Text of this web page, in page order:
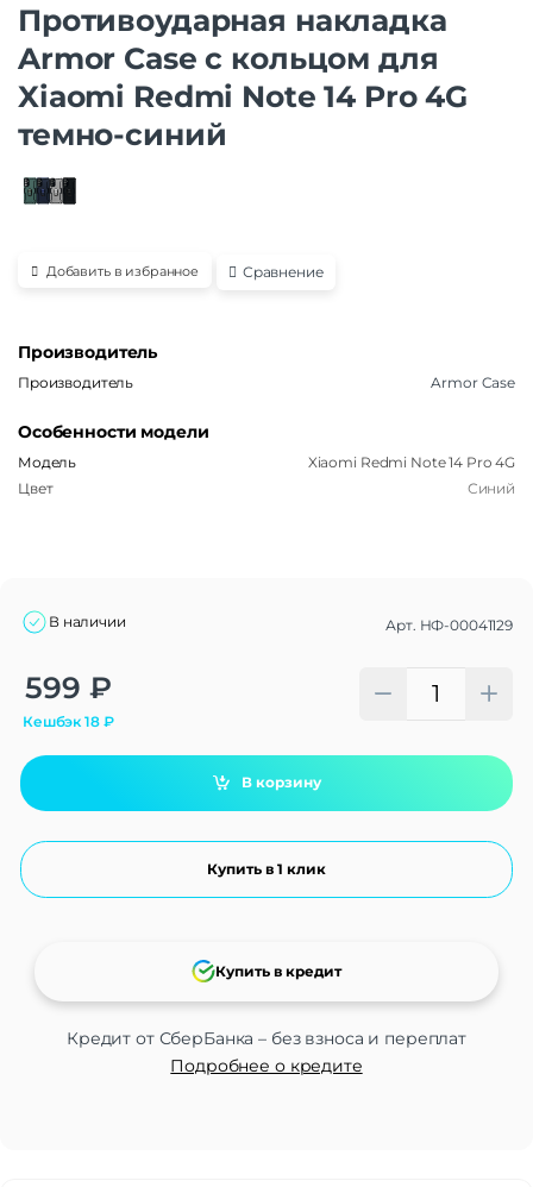
Противоударная накладка
Armor Case с кольцом для
Xiaomi Redmi Note 14 Pro 4G
темно-синий
Добавить в избранное Сравнение
Производитель
Производитель Armor Case
Особенности модели
Модель
Xiaomi Redmi Note 14 Pro 4G
Цвет
Синий
В наличии Арт. НФ-00041129
599 ₽
Кешбэк18₽
В корзину
Купить в 1 клик
Кредит от СберБанка – без взноса и переплат
Подробнее о кредите
Купить в кредит
Alternative: